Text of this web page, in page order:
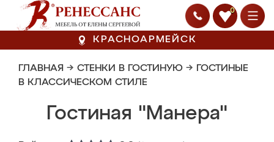
0
КРАСНОАРМЕЙСК
ГЛАВНАЯ → СТЕНКИ В ГОСТИНУЮ → ГОСТИНЫЕ
В КЛАССИЧЕСКОМ СТИЛЕ
Гостиная "Манера"